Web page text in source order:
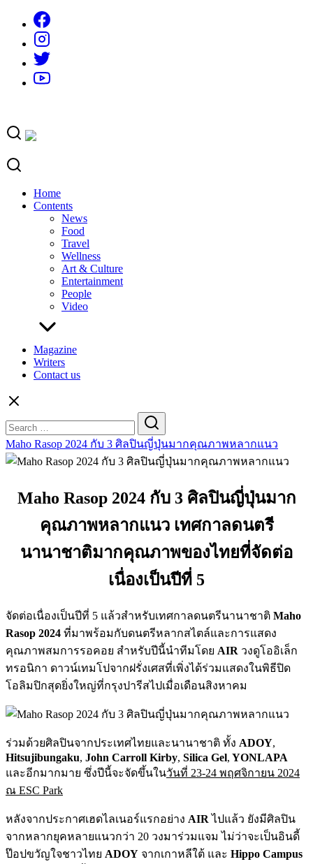
content
Home
Contents
News
Food
Travel
Wellness
Art & Culture
Entertainment
People
Video
Magazine
Writers
Contact us
for:
Maho Rasop 2024 กับ 3 ศิลปินญี่ปุ่นมากคุณภาพหลากแนว
Maho Rasop 2024 กับ 3 ศิลปินญี่ปุ่นมาก
คุณภาพหลากแนว เทศกาลดนตรี
นานาชาติมากคุณภาพของไทยที่จัดต่อ
เนื่องเป็นปีที่ 5
จัดต่อเนื่องเป็นปีที่ 5 แล้วสำหรับเทศกาลดนตรีนานาชาติ Maho
Rasop 2024 ที่มาพร้อมกับดนตรีหลากสไตล์และการแสดง
คุณภาพสมการรอคอย สำหรับปีนี้นำทีมโดย AIR วงดูโออิเล็ก
ทรอนิกา ดาวน์เทมโปจากฝรั่งเศสที่เพิ่งได้ร่วมแสดงในพิธีปิด
โอลิมปิกสุดยิ่งใหญ่ที่กรุงปารีสไปเมื่อเดือนสิงหาคม
ร่วมด้วยศิลปินจากประเทศไทยและนานาชาติ ทั้ง ADOY,
Hitsujibungaku, John Carroll Kirby, Silica Gel, YONLAPA
และอีกมากมาย ซึ่งปีนี้จะจัดขึ้นในวันที่ 23-24 พฤศจิกายน 2024
ณ ESC Park
หลังจากประกาศเฮดไลเนอร์แรกอย่าง AIR ไปแล้ว ยังมีศิลปิน
จากหลากยุคหลายแนวกว่า 20 วงมาร่วมแจม ไม่ว่าจะเป็นอินดี้
ป๊อปขวัญใจชาวไทย ADOY จากเกาหลีใต้ และ Hippo Campus